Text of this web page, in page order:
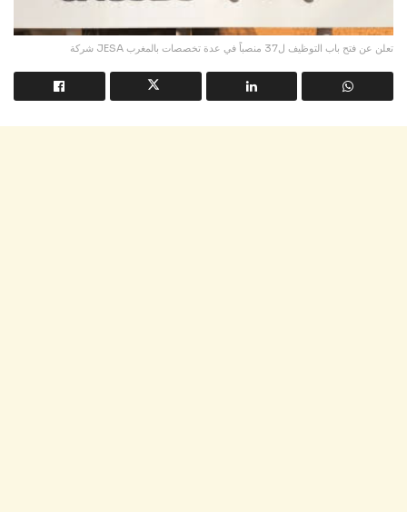
شركة JESA تعلن عن فتح باب التوظيف ل37 منصباً في عدة تخصصات بالمغرب